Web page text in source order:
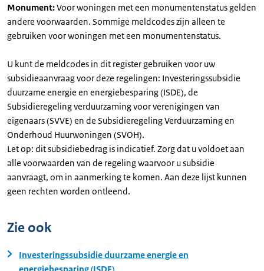
Monument:Voor woningen met een monumentenstatus gelden
andere voorwaarden. Sommige meldcodes zijn alleen te
gebruiken voor woningen met een monumentenstatus.
U kunt de meldcodes in dit register gebruiken voor uw
subsidieaanvraag voor deze regelingen: Investeringssubsidie
duurzame energie en energiebesparing (ISDE), de
Subsidieregeling verduurzaming voor verenigingen van
eigenaars (SVVE) en de Subsidieregeling Verduurzaming en
Onderhoud Huurwoningen (SVOH).
Let op: dit subsidiebedrag is indicatief. Zorg dat u voldoet aan
alle voorwaarden van de regeling waarvoor u subsidie
aanvraagt, om in aanmerking te komen. Aan deze lijst kunnen
geen rechten worden ontleend.
Zie ook
Investeringssubsidie duurzame energie en